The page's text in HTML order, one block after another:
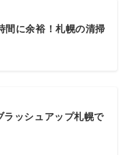
間に余裕！札幌の清掃
ラッシュアップ札幌で